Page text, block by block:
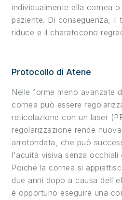
individualmente alla cornea
paziente. Di conseguenza, il
riduce e il cheratocono
Protocollo di Atene
Nelle forme meno avanzate
cornea può essere
reticolazione con un laser
regolarizzazione rende
arrotondata, che può
l'acuità visiva senza
Poiché la cornea si
due anni dopo a causa
è opportuno eseguire una